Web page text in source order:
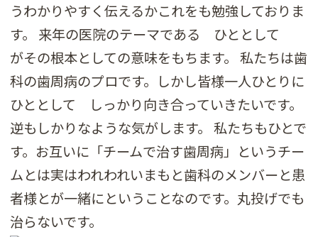
うわかりやすく伝えるかこれをも勉強しておりま
す。 来年の医院のテーマである ひととして
がその根本としての意味をもちます。 私たちは歯
科の歯周病のプロです。しかし皆様一人ひとりに
ひととして しっかり向き合っていきたいです。
逆もしかりなような気がします。 私たちもひとで
す。お互いに「チームで治す歯周病」というチー
ムとは実はわれわれいまもと歯科のメンバーと患
者様とが一緒にということなのです。丸投げでも
治らないです。